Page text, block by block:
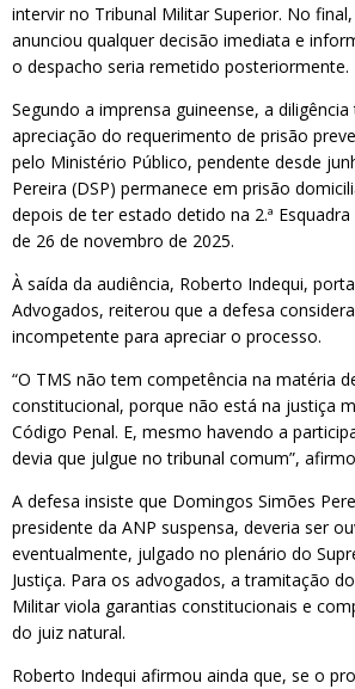
intervir no Tribunal Militar Superior. No
anunciou qualquer decisão imediata e
o despacho seria remetido posteriormente.
Segundo a imprensa guineense, a
apreciação do requerimento de prisão
pelo Ministério Público, pendente desde
Pereira (DSP) permanece em prisão
depois de ter estado detido na 2.ª
de 26 de novembro de 2025.
À saída da audiência, Roberto Indequi,
Advogados, reiterou que a defesa
incompetente para apreciar o processo.
“O TMS não tem competência na matéria
constitucional, porque não está na justiça
Código Penal. E, mesmo havendo a
devia que julgue no tribunal comum”,
A defesa insiste que Domingos Simões
presidente da ANP suspensa, deveria ser
eventualmente, julgado no plenário do
Justiça. Para os advogados, a tramitação
Militar viola garantias constitucionais e
do juiz natural.
Roberto Indequi afirmou ainda que, se o